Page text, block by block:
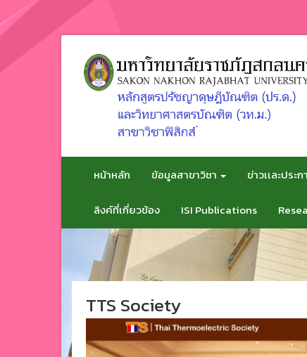
เนื้อหา
หน้าหลัก ข้อมูลสาขาวิชา ข่าวเเละประ
ลิงค์ที่เกี่ยวข้อง ISI Publications
TTS Society